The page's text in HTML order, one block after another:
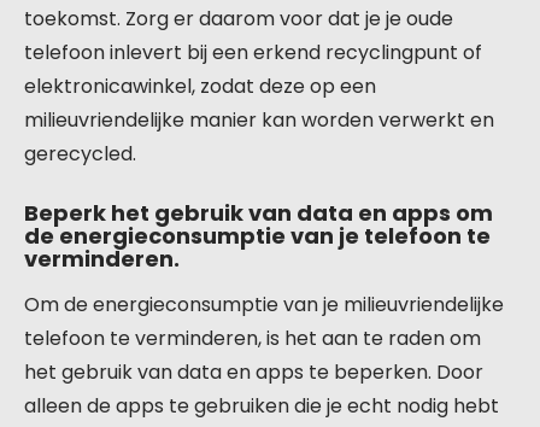
toekomst. Zorg er daarom voor dat je je oude
telefoon inlevert bij een erkend recyclingpunt of
elektronicawinkel, zodat deze op een
milieuvriendelijke manier kan worden verwerkt en
gerecycled.
Beperk het gebruik van data en apps om
de energieconsumptie van je telefoon te
verminderen.
Om de energieconsumptie van je milieuvriendelijke
telefoon te verminderen, is het aan te raden om
het gebruik van data en apps te beperken. Door
alleen de apps te gebruiken die je echt nodig hebt